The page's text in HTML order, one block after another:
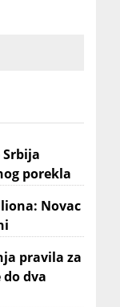
porekla
Novac
pravila za
dva